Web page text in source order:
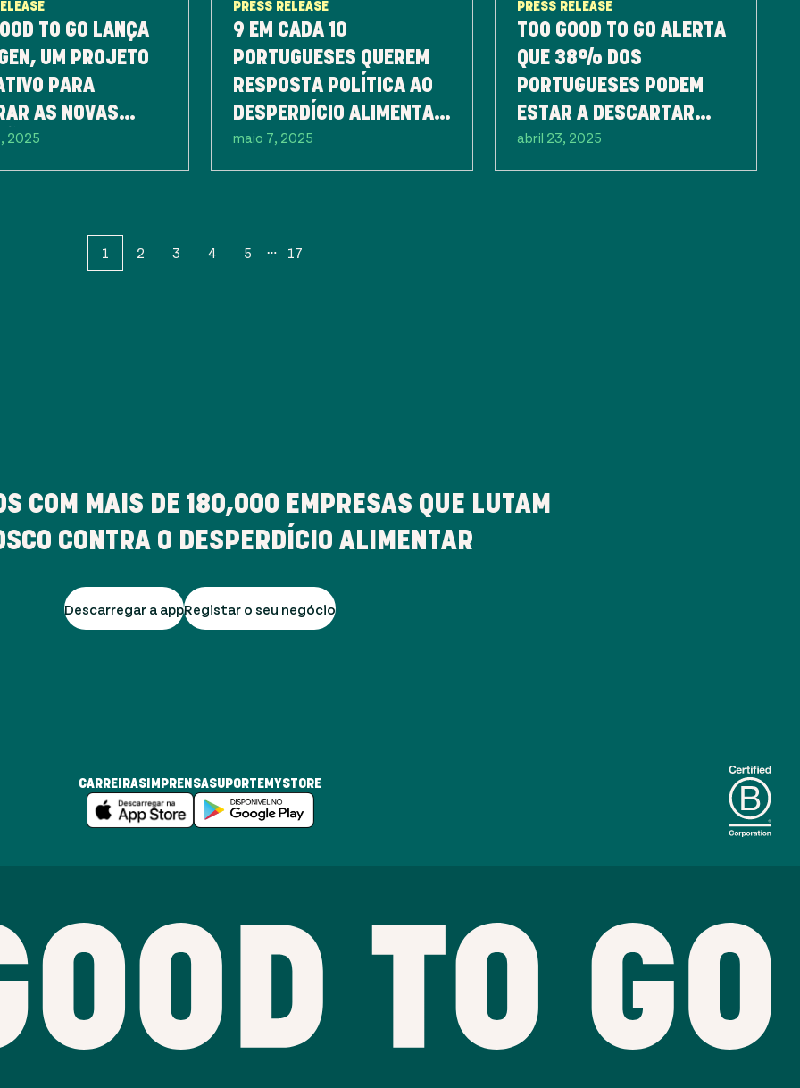
TO GO LANÇA
UM PROJETO
PARA
AS NOVAS
NA LUTA
O DESPERDÍCIO
2025
PRESS RELEASE
9 EM CADA 10
PORTUGUESES QUEREM
RESPOSTA POLÍTICA AO
DESPERDÍCIO ALIMENTAR
JÁ NA PRÓXIMA
LEGISLATURA
maio 7, 2025
PRESS RELEASE
TOO GOOD TO GO ALERTA
QUE 38% DOS
PORTUGUESES PODEM
ESTAR A DESCARTAR
ALIMENTOS EM BOM
ESTADO
abril 23, 2025
1 2 3 4 5 17
COM MAIS DE 180,000 EMPRESAS QUE LUTAM
CONTRA O DESPERDÍCIO ALIMENTAR
Descarregar a appRegistar o seu negócio
CARREIRAS IMPRENSASUPORTE MYSTORE